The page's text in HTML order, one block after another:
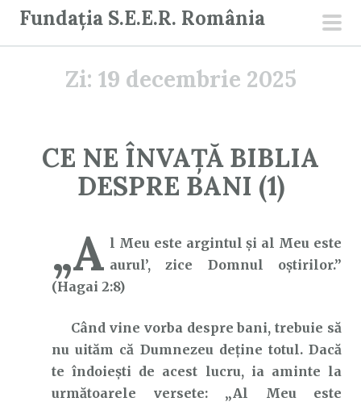
Fundația S.E.E.R. România
Zi: 19 decembrie 2025
CE NE ÎNVAȚĂ BIBLIA
DESPRE BANI (1)
„A l Meu este argintul şi al Meu este
aurul’, zice Domnul oştirilor.”
(Hagai 2:8)
Când vine vorba despre bani, trebuie să
nu uităm că Dumnezeu deține totul. Dacă
te îndoiești de acest lucru, ia aminte la
următoarele versete: „Al Meu este